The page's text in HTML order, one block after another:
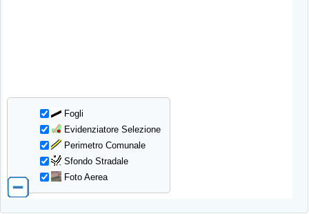
Fogli
Evidenziatore Selezione
Perimetro Comunale
Sfondo Stradale
Foto Aerea